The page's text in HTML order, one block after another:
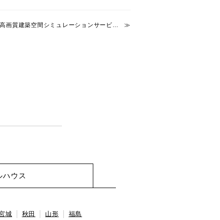
BIMの技術を活用した高画質建築空間シミュレーションサービス MAKE HOUSE「MAKE ViZ」10月1日提供開始
ハウス
城 秋田 山形 福島